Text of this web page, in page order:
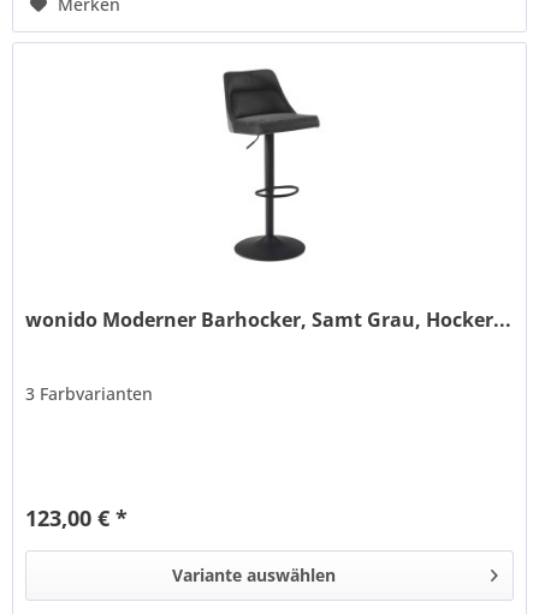
wonido Moderner Barhocker, Samt Grau, Hocker...
3 Farbvarianten
123,00 € *
Variante auswählen